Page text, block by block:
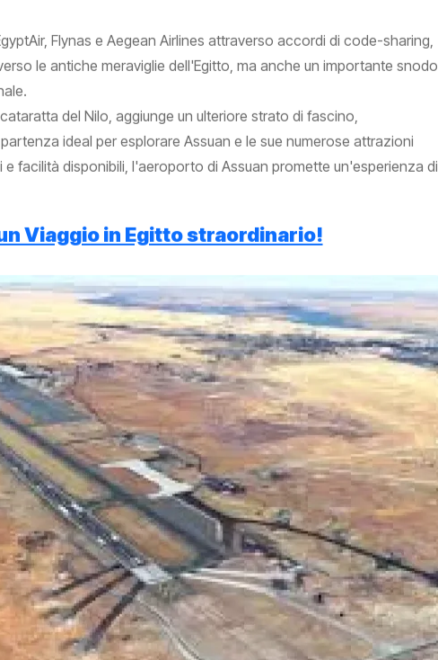
Flynas e Aegean Airlines attraverso accordi di code-sharing,
le antiche meraviglie dell'Egitto, ma anche un importante snodo
del Nilo, aggiunge un ulteriore strato di fascino,
ideal per esplorare Assuan e le sue numerose attrazioni
facilità disponibili, l'aeroporto di Assuan promette un'esperienza di
Viaggio in Egitto straordinario!